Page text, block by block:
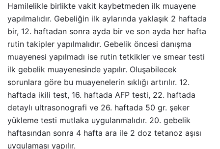
Hamilelikle birlikte vakit kaybetmeden ilk muayene
yapılmalıdır. Gebeliğin ilk aylarında yaklaşık 2 haftada
bir, 12. haftadan sonra ayda bir ve son ayda her hafta
rutin takipler yapılmalıdır. Gebelik öncesi danışma
muayenesi yapılmadı ise rutin tetkikler ve smear testi
ilk gebelik muayenesinde yapılır. Oluşabilecek
sorunlara göre bu muayenelerin sıklığı artırılır. 12.
haftada ikili test, 16. haftada AFP testi, 22. haftada
detaylı ultrasonografi ve 26. haftada 50 gr. şeker
yükleme testi mutlaka uygulanmalıdır. 20. gebelik
haftasından sonra 4 hafta ara ile 2 doz tetanoz aşısı
uygulaması yapılır.